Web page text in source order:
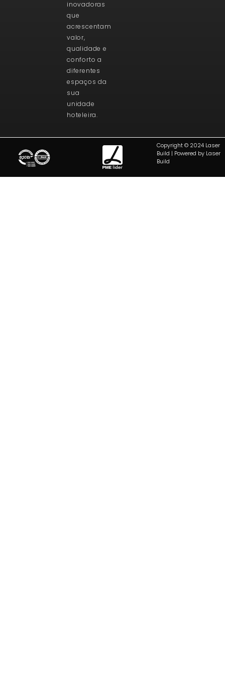
inovadoras
que
acrescentam
valor,
qualidade e
conforto a
diferentes
espaços da
sua
unidade
hoteleira.
Copyright © 2024 Laser
Build | Powered by Laser
Build